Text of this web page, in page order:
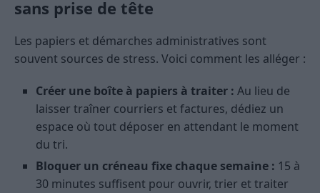
sans prise de tête
Les papiers et démarches administratives sont
souvent sources de stress. Voici comment les alléger :
Créer une boîte à papiers à traiter : Au lieu de
laisser traîner courriers et factures, dédiez un
espace où tout déposer en attendant le moment
du tri.
Bloquer un créneau fixe chaque semaine : 15 à
30 minutes suffisent pour ouvrir, trier et traiter